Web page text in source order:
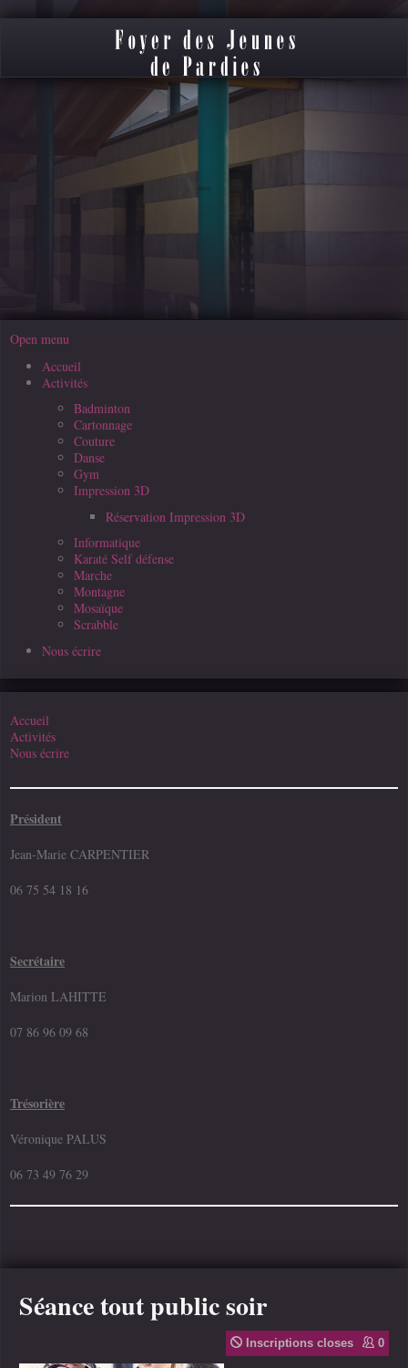
Open menu
Accueil
Activités
Badminton
Cartonnage
Couture
Danse
Gym
Impression 3D
Réservation Impression 3D
Informatique
Karaté Self défense
Marche
Montagne
Mosaïque
Scrabble
Nous écrire
Accueil
Activités
Nous écrire
Président
Jean-Marie CARPENTIER
06 75 54 18 16
Secrétaire
Marion LAHITTE
07 86 96 09 68
Trésorière
Véronique PALUS
06 73 49 76 29
Séance tout public soir
Inscriptions closes 0